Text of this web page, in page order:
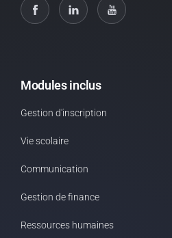
Modules inclus
Gestion d'inscription
Vie scolaire
Communication
Gestion de finance
Ressources humaines